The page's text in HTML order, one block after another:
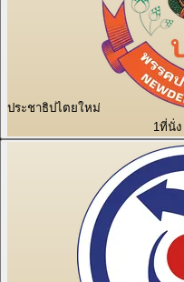
ประชาธิปไตยใหม่
1ที่นั่ง